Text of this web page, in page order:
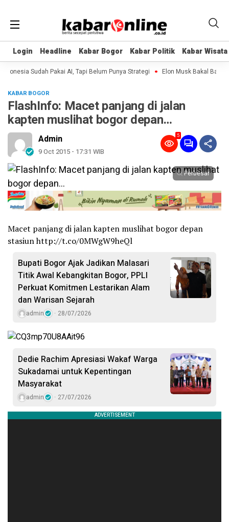
Login Headline Kabar Bogor Kabar Politik Kabar Wisata
Login Headline Kabar Bogor Kabar Politik Kabar Wisata
Sudah Pakai AI, Tapi Belum Punya Strategi Elon Musk Bakal
KABAR BOGOR
FlashInfo: Macet panjang di jalan
kapten muslihat bogor depan…
Admin
9 Oct 2015 - 17:31 WIB
5
Perbesar
Macet panjang di jalan kapten muslihat bogor depan
stasiun http://t.co/0MWgW9heQl
Bupati Bogor Ajak Jadikan Malasari
Titik Awal Kebangkitan Bogor, PPLI
Perkuat Komitmen Lestarikan Alam
dan Warisan Sejarah
admin 28/07/2026
Dedie Rachim Apresiasi Wakaf Warga
Sukadamai untuk Kepentingan
Masyarakat
admin 27/07/2026